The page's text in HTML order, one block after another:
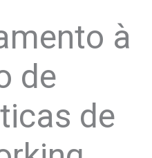
à
de
de